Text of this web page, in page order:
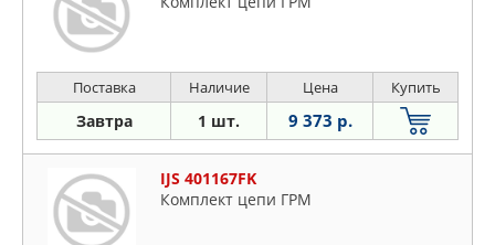
Поставка Наличие Цена Купить
Завтра 1 шт. 9 373 р.
IJS 401167FK
Комплект цепи ГРМ